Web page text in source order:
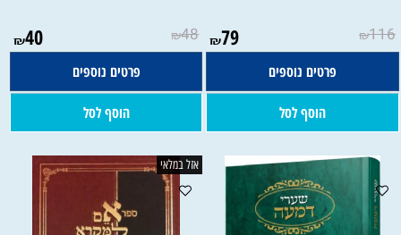
₪116
₪79
פרטים נוספים
הוסף לסל
₪48
₪40
פרטים נוספים
הוסף לסל
אזל במלאי